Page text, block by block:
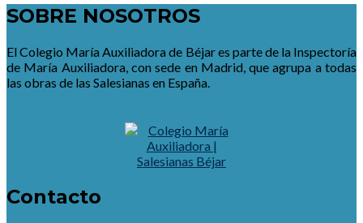
SOBRE NOSOTROS
El Colegio María Auxiliadora de Béjar es parte de la Inspectoría
de María Auxiliadora, con sede en Madrid, que agrupa a todas
las obras de las Salesianas en España.
Contacto